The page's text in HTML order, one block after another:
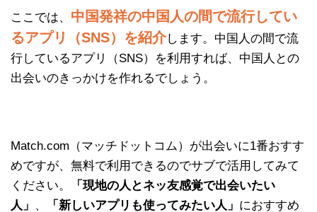
ここでは、 中国発祥の中国人の間で流行してい
るアプリ（SNS）を紹介します。中国人の間で流
行しているアプリ（SNS）を利用すれば、中国人との
出会いのきっかけを作れるでしょう。
Match.com（マッチドットコム）が出会いに1番おすす
めですが、無料で利用できるのでサブで活用してみて
ください。
「現地の人とネッ友感覚で出会いたい
人」 、 「新しいアプリも使ってみたい人」 におすすめ